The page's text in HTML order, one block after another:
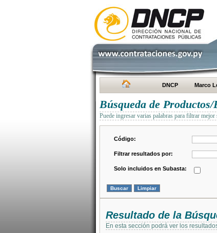
DNCP Marco
Búsqueda de
Puede ingresar varias palabras para filtrar mejor
Código:
Filtrar resultados por:
Solo incluidos en Subasta:
Resultado de la
En esta sección podrá ver los